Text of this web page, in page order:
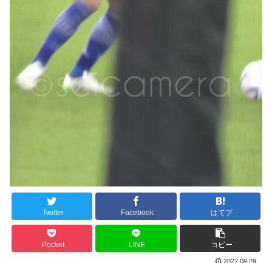
Twitter Facebook はてブ
Pocket LINE コピー
2022.09.29